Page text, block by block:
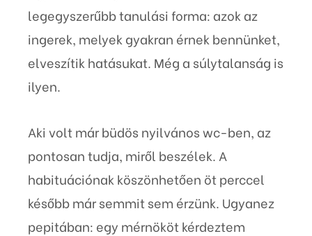
legegyszerűbb tanulási forma: azok az
ingerek, melyek gyakran érnek bennünket,
elveszítik hatásukat. Még a súlytalanság is
ilyen.
Aki volt már büdös nyilvános wc-ben, az
pontosan tudja, miről beszélek. A
habituációnak köszönhetően öt perccel
később már semmit sem érzünk. Ugyanez
pepitában: egy mérnököt kérdeztem